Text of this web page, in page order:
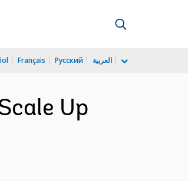
Français Русский العربية
Up